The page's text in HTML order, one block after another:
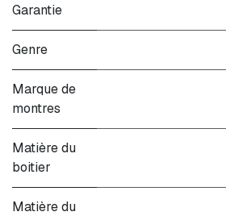
Garantie
Genre
Marque de
montres
Matière du
boitier
Matière du